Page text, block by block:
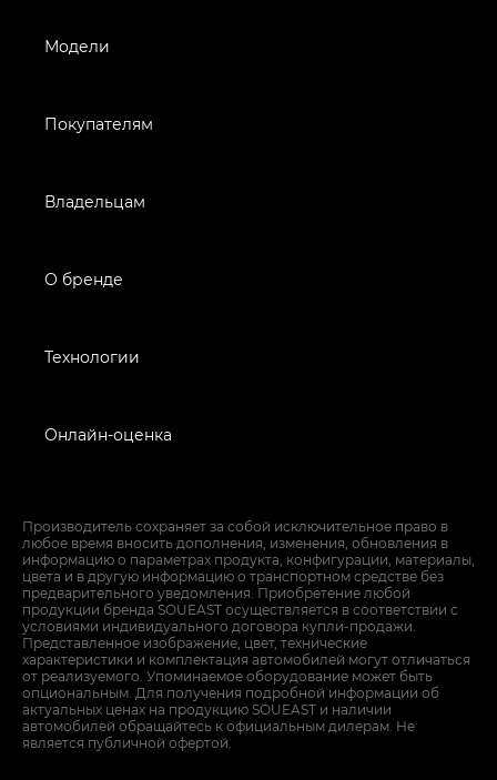
Модели
Покупателям
Владельцам
О бренде
Технологии
Онлайн-оценка
Производитель сохраняет за собой исключительное право в
любое время вносить дополнения, изменения, обновления в
информацию о параметрах продукта, конфигурации, материалы,
цвета и в другую информацию о транспортном средстве без
предварительного уведомления. Приобретение любой
продукции бренда SOUEAST осуществляется в соответствии с
условиями индивидуального договора купли-продажи.
Представленное изображение, цвет, технические
характеристики и комплектация автомобилей могут отличаться
от реализуемого. Упоминаемое оборудование может быть
опциональным. Для получения подробной информации об
актуальных ценах на продукцию SOUEAST и наличии
автомобилей обращайтесь к официальным дилерам. Не
является публичной офертой.